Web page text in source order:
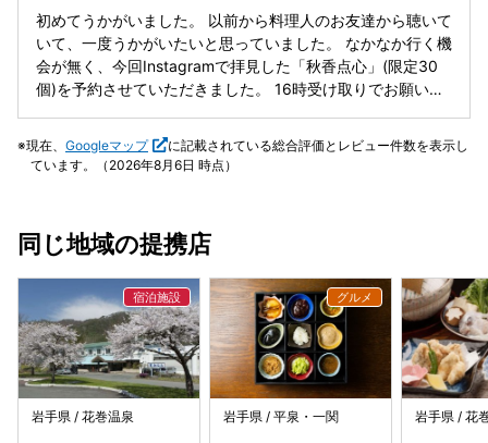
岩手はキノコの季節で、素晴らしいです♪ それからこのお店
の若き料理人は京都の南禅寺瓢亭等で研鑽を積み、27歳でこ
の親のお店で料理を任され、県内外のシェフとの交流も盛ん
で成長し続けているようです。 これからも楽しみですね。
しめじのスープ 落花生豆腐がねっとりと、そしてスープはキ
ノコの出汁がよく効き温かく美味しい♪ ◯石巻の太刀魚、金
アツアツ、大きな栗も入ってもち米がネットリ粘り気あり美
したね♪ ◯お椀 松茸、石巻のアカムツ、カブ 香り良く、ア
カムツの皮はほんのり焼かれ中はしっとり美味しい♪ カブも
中が熱く適度な硬さ美味しい♪これも絶品でした♪ ◯八寸 カ
マス・クロタケ・自家製イクラ、白子のあられ揚げ、花巻の
石黒農場のほろほろ鳥、子持ち鮎甘露煮、サツマイモ、自家
製カラス・ミレンコン素揚げと豪勢でお酒にも合い素晴らし
を感じ、見た目も美しくまさに五感で楽しむ料理とはこのこ
と。 全国の一流店に引けを取らないどころか、上回るクオリ
ティ。県内ではダントツのお店ではないでしょうか。 岩手県
に来たら必ず伺いたいお店どころか、このために旅行したい
くらいです。ご馳走様でした。
初めてうかがいました。 以前から料理人のお友達から聴いて
いて、一度うかがいたいと思っていました。 なかなか行く機
会が無く、今回Instagramで拝見した「秋香点心」(限定30
個)を予約させていただきました。 16時受け取りでお願いし
がすいた時など食べる小さなお弁当」とありましたが、夕食
にいただきましたがとても満足の行くお弁当でした。 2,500
お店の事やいろいろお話をしたかったのですが若旦那はお友
てお終い。 お話をする事ができませんでした。 再訪
Instagramで「おひな祭りのお弁当」の予約開始とのこと
で、早速予約させていただきました。 幸い購入できたので、
早速受取りに！。 午後受取りなので夕食でいただきました。
お酒と一緒にいただきましたが、沢山のおかずでとても満足
のいくお弁当で美味しくいただきました。
現在、 Googleマップ
に記載されている総合評価とレビュー件数を表示し
ています。（2026年8月6日 時点）
同じ地域の提携店
岩手県 / 花巻温泉 岩手県 / 平泉・一関 岩手県 / 花